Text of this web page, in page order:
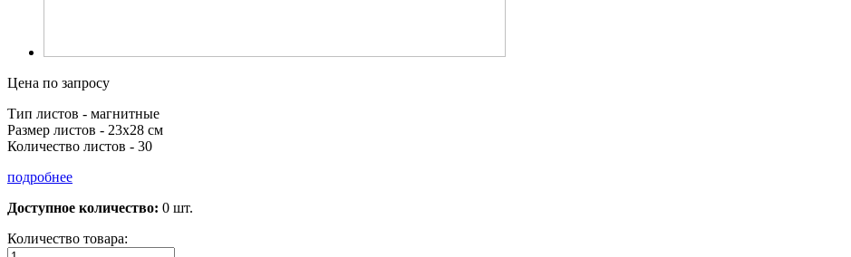
Цена по запросу
Тип листов - магнитные
Размер листов - 23х28 см
Количество листов - 30
подробнее
Доступное количество: 0 шт.
Количество товара: